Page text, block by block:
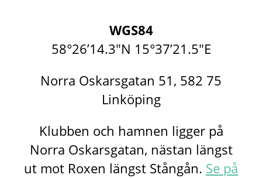
WGS84
58°26’14.3″N 15°37’21.5″E
Norra Oskarsgatan 51, 582 75
Linköping
Klubben och hamnen ligger på
Norra Oskarsgatan, nästan längst
ut mot Roxen längst Stångån. Se på